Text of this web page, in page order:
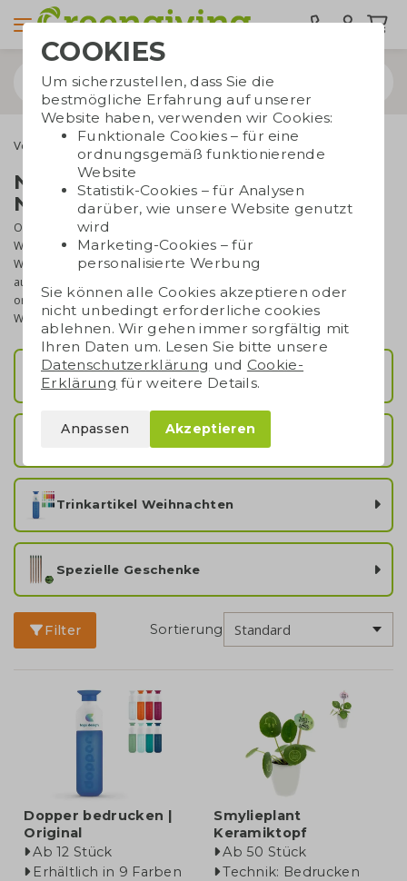
Verschenkmomente Weihnachtsgeschenke
Nachhaltige Weihnachts- und
Neujahrsgeschenke 2026
Ob für Mitarbeiter, Kunden oder Geschäftspartner, ein
Weihnachtsgeschenk ist eine schöne Art, Danke zu sagen und gute
Wünsche zu überbringen. Eine alljährliche Tradition, die manchmal
auch für Stress sorgen kann. Denn wie bleibt man jedes Jahr
originell? Wir helfen Ihnen gerne mit diesen nachhaltigen
Weihnachtsgeschenken.
Geschenkpakete
Weihnachtskarten
Trinkartikel Weihnachten
Spezielle Geschenke
Filter Sortierung
Dopper bedrucken |
Original
Ab 12 Stück
Erhältlich in 9 Farben
Smylieplant
Keramiktopf
Ab 50 Stück
Technik: Bedrucken
COOKIES
Um sicherzustellen, dass Sie die
bestmögliche Erfahrung auf unserer
Website haben, verwenden wir Cookies:
Funktionale Cookies – für eine
ordnungsgemäß funktionierende
Website
Statistik-Cookies – für Analysen
darüber, wie unsere Website genutzt
wird
Marketing-Cookies – für
personalisierte Werbung
Sie können alle Cookies akzeptieren oder
nicht unbedingt erforderliche cookies
ablehnen. Wir gehen immer sorgfältig mit
Ihren Daten um. Lesen Sie bitte unsere
Datenschutzerklärung und Cookie-
Erklärung für weitere Details.
Anpassen Akzeptieren